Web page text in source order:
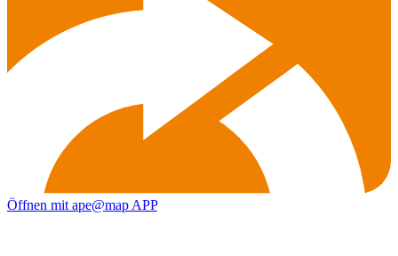
Öffnen mit ape@map APP